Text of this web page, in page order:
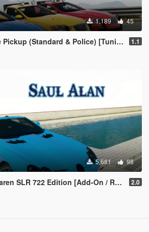
1,189 45
(Standard & Police) [Tuning | Unlocked] 1.1
5,681 98
Edition [Add-On / Replace | Unlocked | Extras ] 2.0